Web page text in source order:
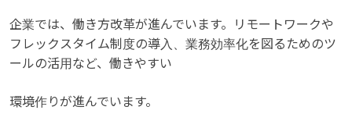
企業では、働き方改革が進んでいます。リモートワークや
フレックスタイム制度の導入、業務効率化を図るためのツ
ールの活用など、働きやすい
環境作りが進んでいます。